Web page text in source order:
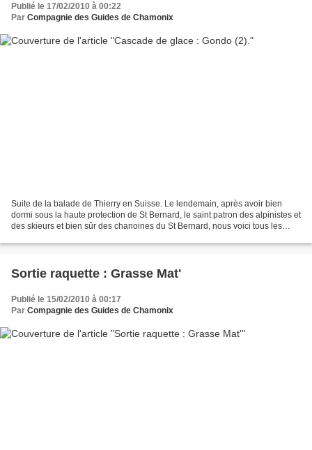
Publié le 17/02/2010 à 00:22
Par Compagnie des Guides de Chamonix
Suite de la balade de Thierry en Suisse. Le lendemain, après avoir bien
dormi sous la haute protection de St Bernard, le saint patron des alpinistes et
des skieurs et bien sûr des chanoines du St Bernard, nous voici tous les
Sortie raquette : Grasse Mat'
Publié le 15/02/2010 à 00:17
Par Compagnie des Guides de Chamonix